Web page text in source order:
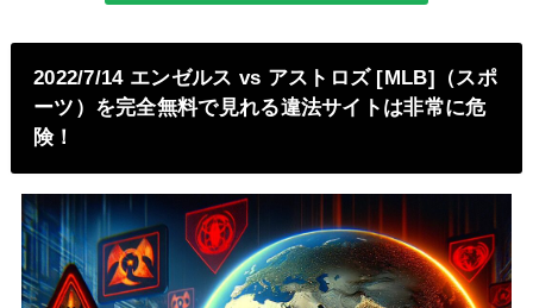
2022/7/14 エンゼルス vs アストロズ [MLB]（スポ
ーツ）を完全無料で見れる違法サイトは非常に危
険！